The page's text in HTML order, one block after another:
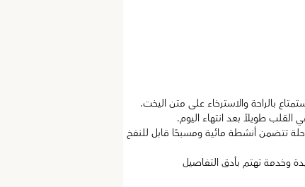
بالراحة والاسترخاء على متن اليخت.
طويلاً بعد انتهاء اليوم.
تتضمن أنشطة مائية ومسبحًا قابل للنفخ
وخدمة تهتم بأدق التفاصيل